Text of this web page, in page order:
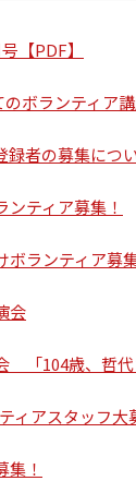
【PDF】
ボランティア
録者の募集につ
ティア募集！
ランティア募
会
「104歳、哲代
ィアスタッフ大
集！